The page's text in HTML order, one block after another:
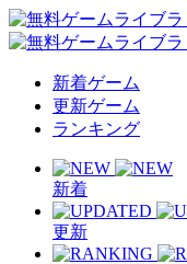
新着ゲーム
更新ゲーム
ランキング
新着
更新